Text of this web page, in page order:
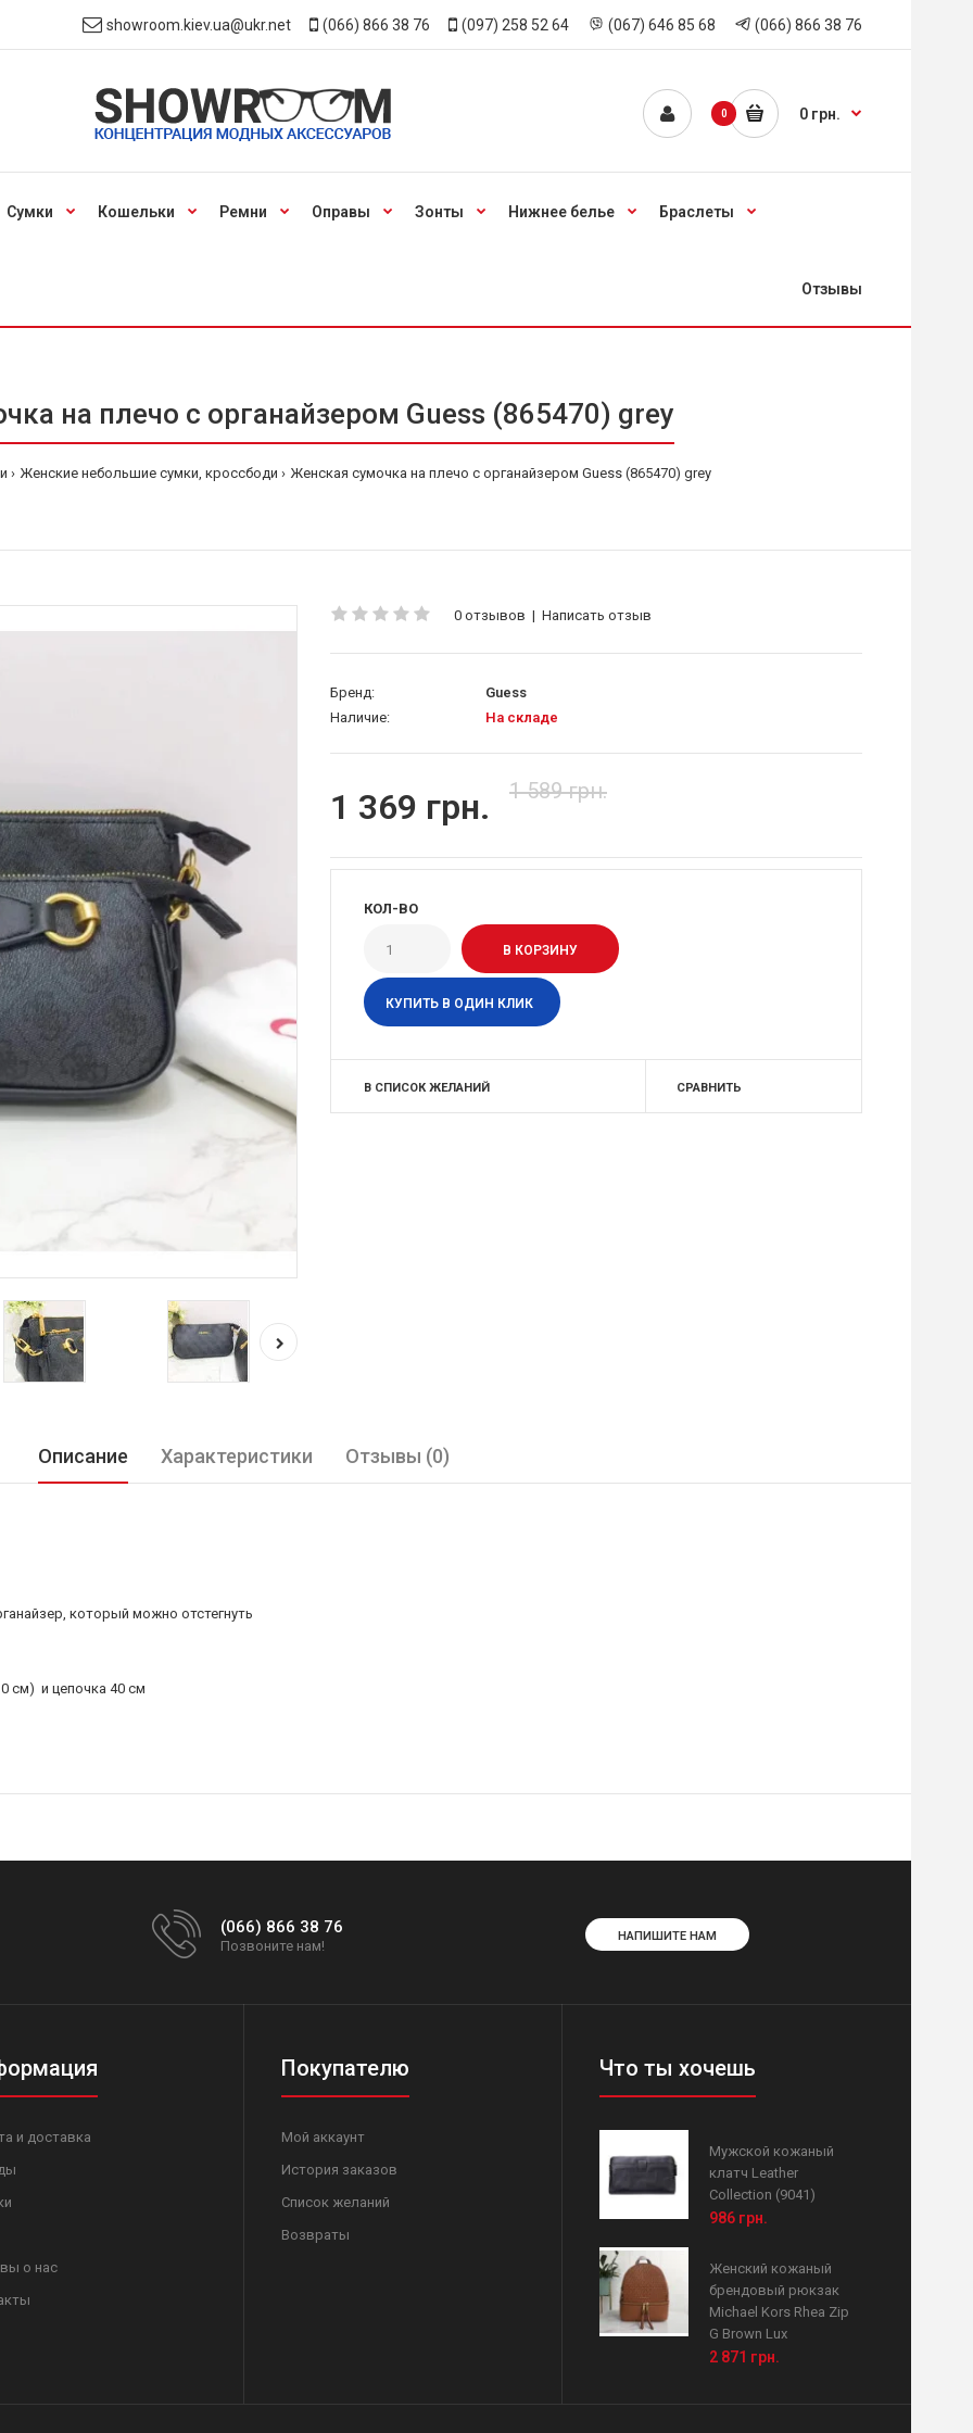
showroom.kiev.ua@ukr.net (066) 866 38 76 (097) 258 52 64 (067) 646 85 68 (066) 866 38 76
0 0 грн.
Сумки Кошельки Ремни Оправы Зонты Нижнее белье Браслеты
Отзывы
на плечо с органайзером Guess (865470) grey
Женские небольшие сумки, кроссбоди Женская сумочка на плечо с органайзером Guess (865470) grey
0 отзывов | Написать отзыв
Бренд:
Guess
Наличие:
На складе
1 369 грн. 1 589 грн.
КОЛ-ВО
КУПИТЬ В ОДИН КЛИК
В СПИСОК ЖЕЛАНИЙ СРАВНИТЬ
Описание Характеристики Отзывы (0)
который можно отстегнуть
см) и цепочка 40 см
(066) 866 38 76
Позвоните нам!
НАПИШИТЕ НАМ
и доставка
о нас
Покупателю
Мой аккаунт
История заказов
Список желаний
Возвраты
Что ты хочешь
Мужской кожаный
клатч Leather
Collection (9041)
986 грн.
Женский кожаный
брендовый рюкзак
Michael Kors Rhea Zip
G Brown Lux
2 871 грн.